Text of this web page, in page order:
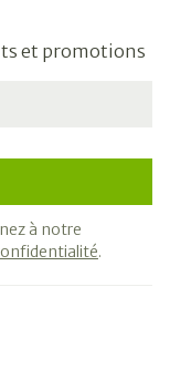
et promotions
à notre
.